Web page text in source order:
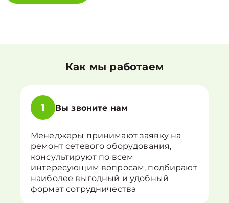
Как мы работаем
1 Вы звоните нам
Менеджеры принимают заявку на
ремонт сетевого оборудования,
консультируют по всем
интересующим вопросам, подбирают
наиболее выгодный и удобный
формат сотрудничества